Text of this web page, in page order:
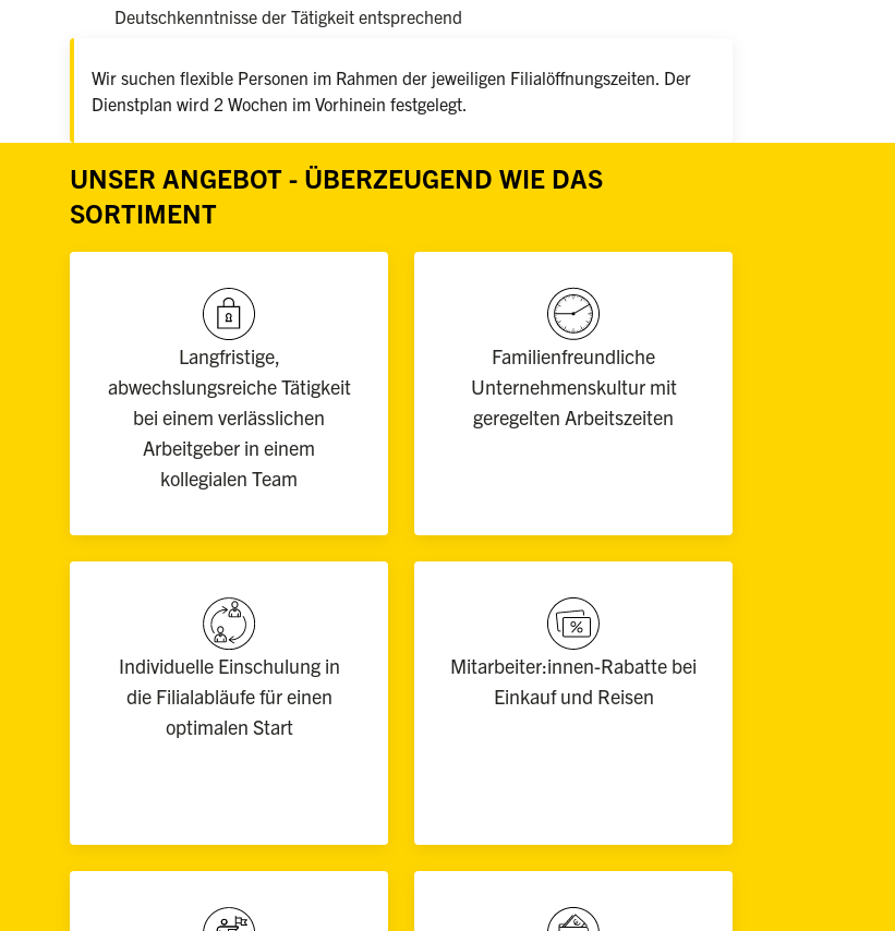
Deutschkenntnisse der Tätigkeit entsprechend
Wir suchen flexible Personen im Rahmen der jeweiligen Filialöffnungszeiten. Der
Dienstplan wird 2 Wochen im Vorhinein festgelegt.
UNSER ANGEBOT - ÜBERZEUGEND WIE DAS
SORTIMENT
Langfristige,
abwechslungsreiche Tätigkeit
bei einem verlässlichen
Arbeitgeber in einem
kollegialen Team
Familienfreundliche
Unternehmenskultur mit
geregelten Arbeitszeiten
Individuelle Einschulung in
die Filialabläufe für einen
optimalen Start
Mitarbeiter:innen-Rabatte bei
Einkauf und Reisen